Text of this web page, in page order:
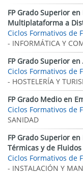
FP Grado Superior
Multiplataforma a
Ciclos Formativos de
- INFORMÁTICA Y
FP Grado Superior
Ciclos Formativos de
- HOSTELERÍA Y
FP Grado Medio en
Ciclos Formativos de
SANIDAD
FP Grado Superior
Térmicas y de Fluidos
Ciclos Formativos de
- INSTALACIÓN Y